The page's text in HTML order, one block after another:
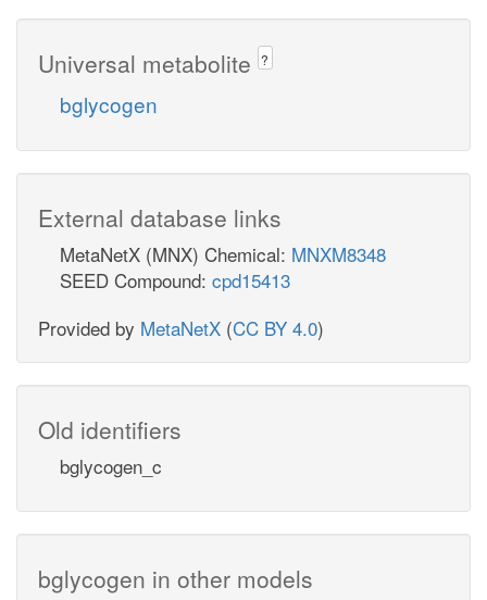
Universal metabolite ?
bglycogen
External database links
MetaNetX (MNX) Chemical: MNXM8348
SEED Compound: cpd15413
Provided by MetaNetX (CC BY 4.0)
Old identifiers
bglycogen_c
bglycogen in other models